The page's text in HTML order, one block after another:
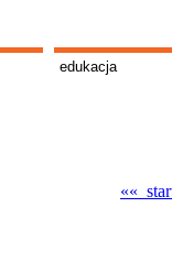
edukacja
««